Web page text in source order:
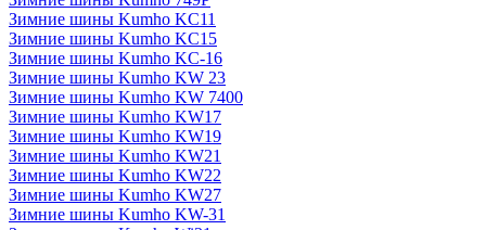
Зимние шины Kumho KC11
Зимние шины Kumho KC15
Зимние шины Kumho KC-16
Зимние шины Kumho KW 23
Зимние шины Kumho KW 7400
Зимние шины Kumho KW17
Зимние шины Kumho KW19
Зимние шины Kumho KW21
Зимние шины Kumho KW22
Зимние шины Kumho KW27
Зимние шины Kumho KW-31